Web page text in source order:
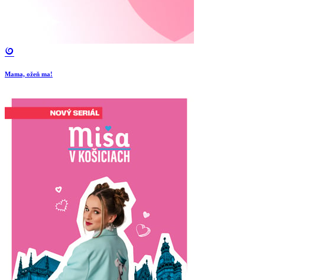
Mama, ožeň ma!